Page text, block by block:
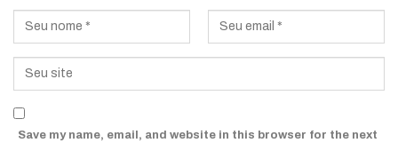
Save my name, email, and website in this browser for the next